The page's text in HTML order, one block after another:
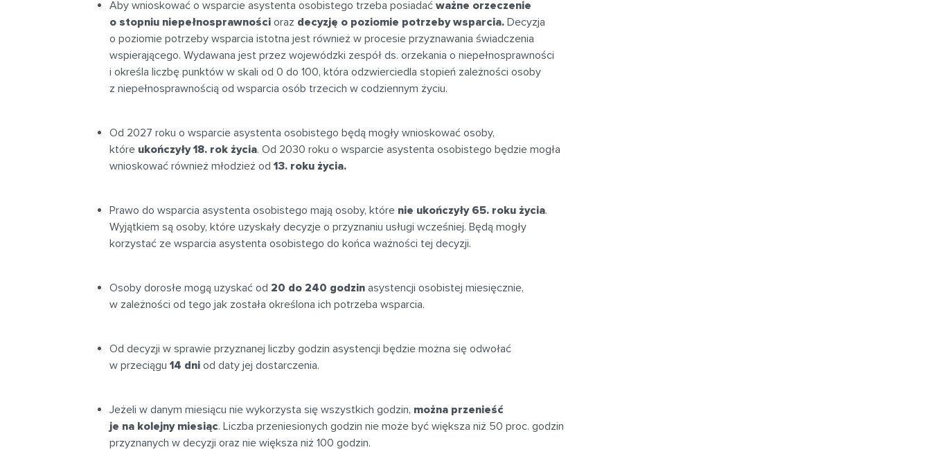
Aby wnioskować o wsparcie asystenta osobistego trzeba posiadać ważne orzeczenie
o stopniu niepełnosprawności oraz decyzję o poziomie potrzeby wsparcia. Decyzja
o poziomie potrzeby wsparcia istotna jest również w procesie przyznawania świadczenia
wspierającego. Wydawana jest przez wojewódzki zespół ds. orzekania o niepełnosprawności
i określa liczbę punktów w skali od 0 do 100, która odzwierciedla stopień zależności osoby
z niepełnosprawnością od wsparcia osób trzecich w codziennym życiu.
Od 2027 roku o wsparcie asystenta osobistego będą mogły wnioskować osoby,
które ukończyły 18. rok życia. Od 2030 roku o wsparcie asystenta osobistego będzie mogła
wnioskować również młodzież od 13. roku życia.
Prawo do wsparcia asystenta osobistego mają osoby, które nie ukończyły 65. roku życia.
Wyjątkiem są osoby, które uzyskały decyzje o przyznaniu usługi wcześniej. Będą mogły
korzystać ze wsparcia asystenta osobistego do końca ważności tej decyzji.
Osoby dorosłe mogą uzyskać od 20 do 240 godzin asystencji osobistej miesięcznie,
w zależności od tego jak została określona ich potrzeba wsparcia.
Od decyzji w sprawie przyznanej liczby godzin asystencji będzie można się odwołać
w przeciągu 14 dni od daty jej dostarczenia.
Jeżeli w danym miesiącu nie wykorzysta się wszystkich godzin, można przenieść
je na kolejny miesiąc. Liczba przeniesionych godzin nie może być większa niż 50 proc. godzin
przyznanych w decyzji oraz nie większa niż 100 godzin.